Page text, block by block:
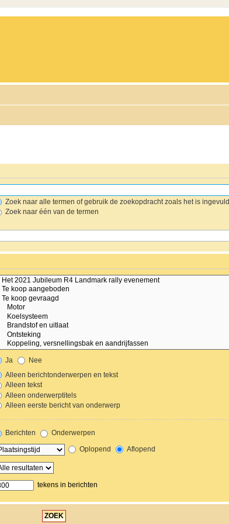
Zoek naar alle termen of gebruik de zoekopdracht zoals het is ingevuld
Zoek naar één van de termen
Ja
Nee
Alleen berichtonderwerpen en tekst
Alleen tekst
Alleen onderwerptitels
Alleen eerste bericht van onderwerp
Berichten
Onderwerpen
Oplopend Aflopend
tekens in berichten